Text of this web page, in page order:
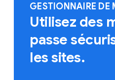
GESTIONNAIRE DE
Utilisez des
passe
les sites.